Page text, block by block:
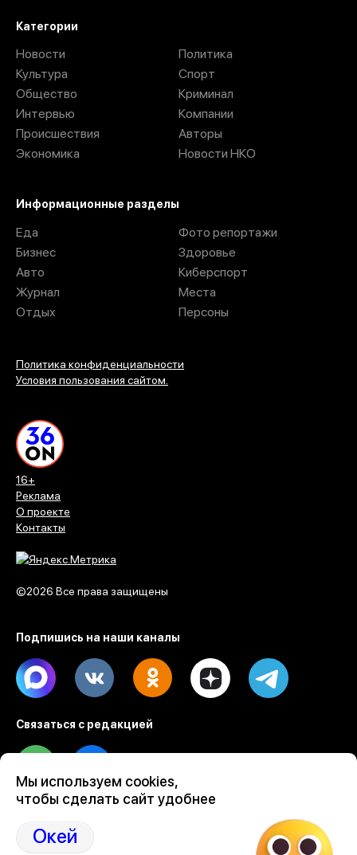
16+
Реклама
О проекте
Контакты
©2026 Все права защищены
Категории
Новости
Культура
Общество
Интервью
Происшествия
Экономика
Политика
Спорт
Криминал
Компании
Авторы
Новости НКО
Информационные разделы
Еда
Бизнес
Авто
Журнал
Отдых
Фото репортажи
Здоровье
Киберспорт
Места
Персоны
Политика конфиденциальности
Условия пользования сайтом.
Подпишись на наши каналы
Max Dzen
Связаться с редакцией
Tel Email
Разработка веб проектов Evrone
Custom software & mobile development
Ruby on Rails development by Evrone
Мы используем cookies,
чтобы сделать сайт удобнее
Окей